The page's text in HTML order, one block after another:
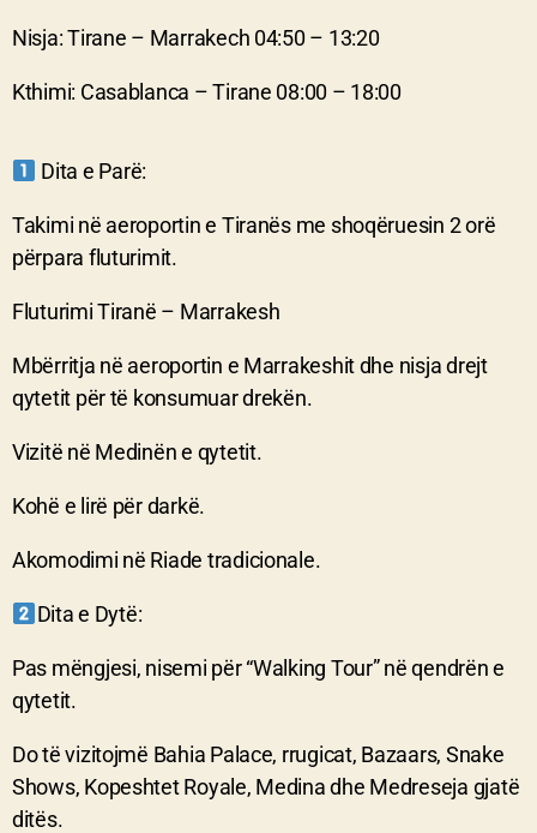
Nisja: Tirane – Marrakech 04:50 – 13:20
Kthimi: Casablanca – Tirane 08:00 – 18:00
Dita e Parë:
Takimi në aeroportin e Tiranës me shoqëruesin 2 orë
përpara fluturimit.
Fluturimi Tiranë – Marrakesh
Mbërritja në aeroportin e Marrakeshit dhe nisja drejt
qytetit për të konsumuar drekën.
Vizitë në Medinën e qytetit.
Kohë e lirë për darkë.
Akomodimi në Riade tradicionale.
Dita e Dytë:
Pas mëngjesi, nisemi për “Walking Tour” në qendrën e
qytetit.
Do të vizitojmë Bahia Palace, rrugicat, Bazaars, Snake
Shows, Kopeshtet Royale, Medina dhe Medreseja gjatë
ditës.